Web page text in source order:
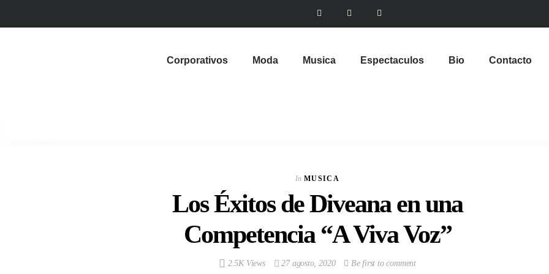
Corporativos Moda Musica Espectaculos Bio Contacto
In MUSICA
Los Éxitos de Diveana en una
Competencia “A Viva Voz”
2.5K Views 27 agosto, 2020 Be first to comment